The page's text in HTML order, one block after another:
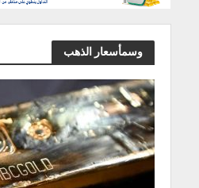
وسمأسعار الذهب